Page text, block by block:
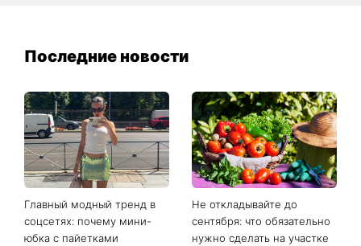
Последние новости
Главный модный тренд в
соцсетях: почему мини-
юбка с пайетками
Не откладывайте до
сентября: что обязательно
нужно сделать на участке